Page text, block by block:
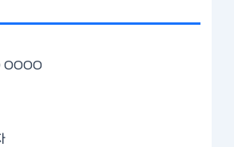
OOOO